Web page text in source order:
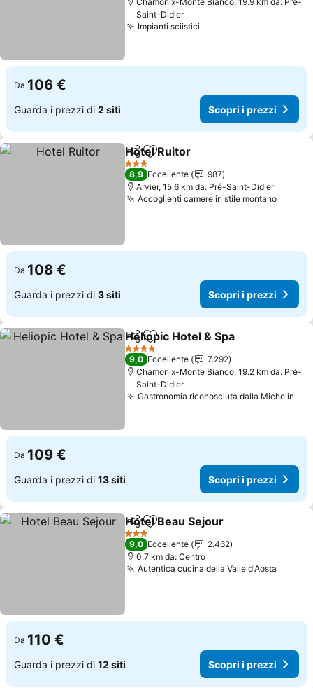
Saint-Didier
Impianti sciistici
Da 106 €
Guarda i prezzi di 2 siti Scopri i prezzi
CondividiAggiungi ai preferiti
Hotel Ruitor
3 Stelle
8,9 Eccellente
987
Arvier, 15.6 km da: Pré-Saint-Didier
Accoglienti camere in stile montano
Da 108 €
Guarda i prezzi di 3 siti Scopri i prezzi
CondividiAggiungi ai preferiti
Heliopic Hotel & Spa
4 Stelle
9,0 Eccellente
7.292
Chamonix-Monte Bianco, 19.2 km da: Pré-
Saint-Didier
Gastronomia riconosciuta dalla Michelin
Da 109 €
Guarda i prezzi di 13 siti Scopri i prezzi
CondividiAggiungi ai preferiti
Hotel Beau Sejour
3 Stelle
9,0 Eccellente
2.462
0.7 km da: Centro
Autentica cucina della Valle d'Aosta
Da 110 €
Guarda i prezzi di 12 siti Scopri i prezzi